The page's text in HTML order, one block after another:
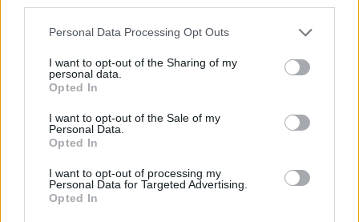
Please note that this website/app uses one or more Google
not limited to your visit or usage behaviour. You may click to
grant or deny consent to Google and its third-party tags to
use your data for below specified purposes in below Google
consent section.
Personal Data Processing Opt Outs
I want to opt-out of the Sharing of my
personal data.
Opted In
I want to opt-out of the Sale of my
Personal Data.
Opted In
I want to opt-out of processing my
Personal Data for Targeted Advertising.
Opted In
számú Team Penske Chevrolet-t a pole pozícióba juttassa. Ez
sikerült is neki, további egy ponttal [&hellip;]